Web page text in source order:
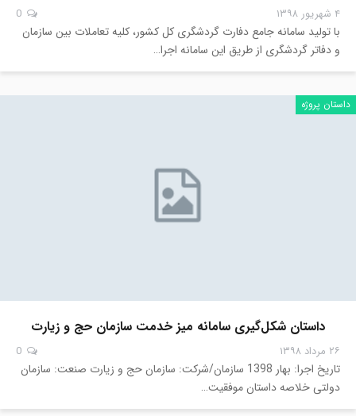
۴ شهریور ۱۳۹۸
با تولید سامانه جامع دفارت گردشگری کل کشور، کلیه تعاملات بین سازمان
و دفاتر گردشگری از طریق این سامانه اجرا…
داستان پروژه
داستان شکل‌گیری سامانه میز خدمت سازمان حج و زیارت
۲۶ مرداد ۱۳۹۸
تاریخ اجرا: بهار 1398 سازمان/شرکت: سازمان حج و زیارت صنعت: سازمان
دولتی خلاصه داستان موفقیت…